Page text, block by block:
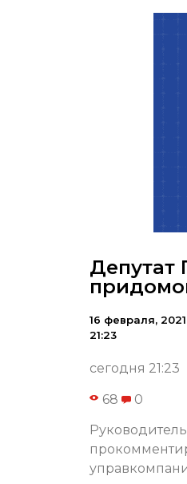
Депутат
16 февраля, 2021
21:23
сегодня 21:23
68 0